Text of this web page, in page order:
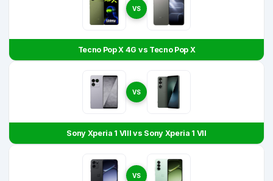
VS
Tecno Pop X 4G vs Tecno Pop X
VS
Sony Xperia 1 VIII vs Sony Xperia 1 VII
VS